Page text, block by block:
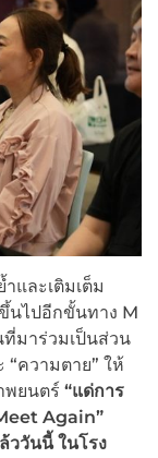
และเติมเต็ม
นไปอีกขั้นทาง M
มาร่วมเป็นส่วน
“ความตาย” ให้
พยนตร์ “แด่การ
Again”
ววันนี้ ในโรง